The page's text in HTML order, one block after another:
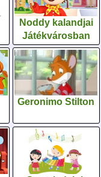
Noddy kalandjai
Játékvárosban
Geronimo Stilton